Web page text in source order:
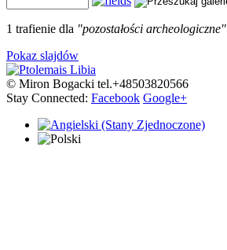
1 trafienie dla "pozostałości archeologiczne"
Pokaz slajdów
© Miron Bogacki tel.+48503820566
Stay Connected: Facebook Google+